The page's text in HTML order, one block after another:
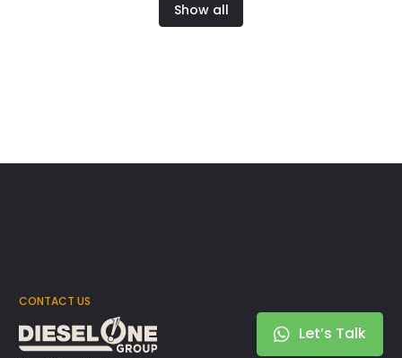
Show all
CONTACT US
Let’s Talk